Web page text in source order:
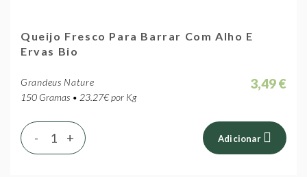
Queijo Fresco Para Barrar Com Alho E
Ervas Bio
Grandeus Nature
150 Gramas • 23.27€ por Kg
3,49 €
+
- Adicionar